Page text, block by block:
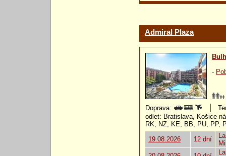
Admiral Plaza
-
Doprava:
odlet: Bratislava, Košice
RK, NZ, KE, BB, PU, PP,
19.08.2026
12 dní